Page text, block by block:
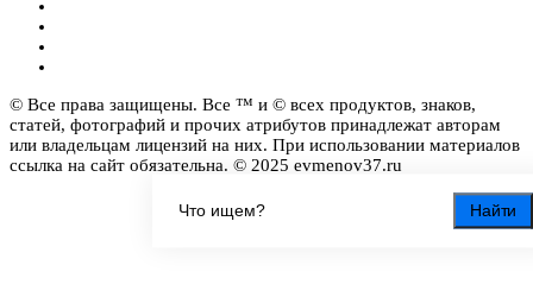
Найти
© Все права защищены. Все ™ и © всех продуктов, знаков,
статей, фотографий и прочих атрибутов принадлежат авторам
или владельцам лицензий на них. При использовании материалов
ссылка на сайт обязательна. © 2025 evmenov37.ru